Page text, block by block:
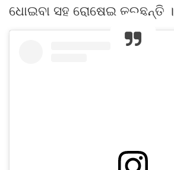
ଧୋଇବା ସହ ରୋଷେଇ କରୁଛନ୍ତି ।